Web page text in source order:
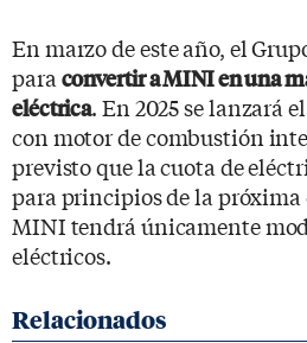
En marzo de este año, el
para convertir a MINI en una
eléctrica. En 2025 se lanzará
con motor de combustión
previsto que la cuota de
para principios de la próxima
MINI tendrá únicamente
eléctricos.